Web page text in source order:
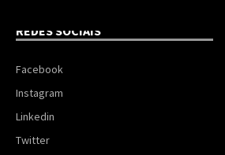
REDES SOCIAIS
Facebook
Instagram
Linkedin
Twitter